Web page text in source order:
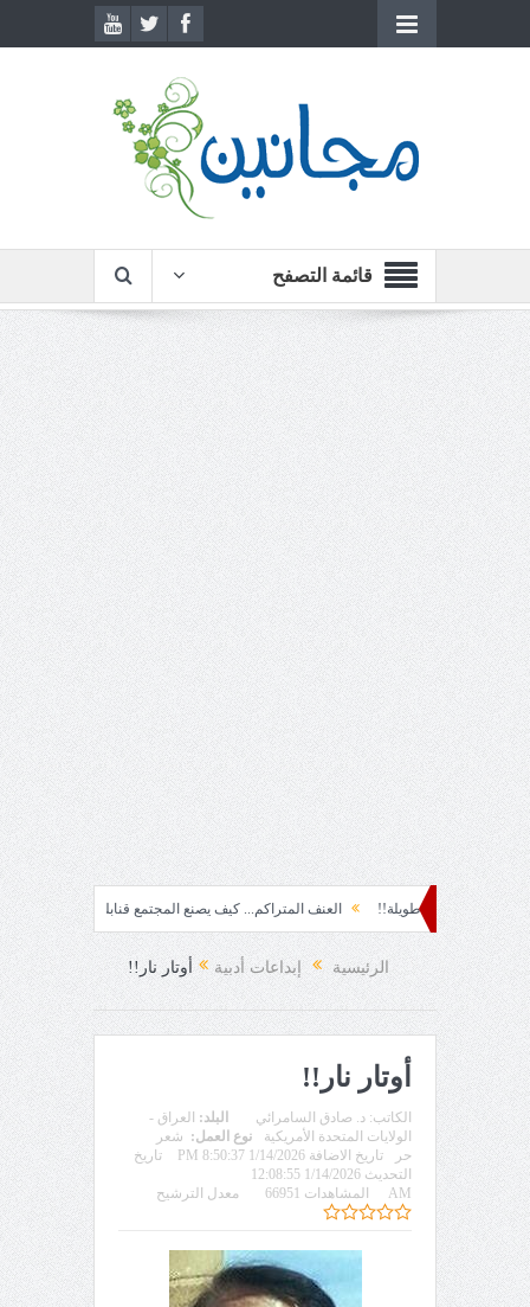
قائمة التصفح
حروب طويلة!! العنف المتراكم... كيف يصنع المجتمع قنابله النفسية؟ ربع
الرئيسية إبداعات أدبية أوتار نار!!
أوتار نار!!
الكاتب: د. صادق السامرائي البلد: العراق -
الولايات المتحدة الأمريكية
نوع العمل: شعر
حر
تاريخ الاضافة 1/14/2026 8:50:37 PM
تاريخ
التحديث 1/14/2026 12:08:55
AM
المشاهدات 66951 معدل الترشيح